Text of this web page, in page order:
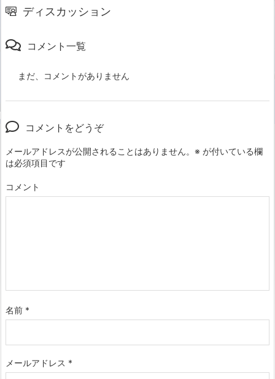
ディスカッション
コメント一覧
まだ、コメントがありません
コメントをどうぞ
メールアドレスが公開されることはありません。 ※ が付いている欄
は必須項目です
コメント
名前 *
メールアドレス *